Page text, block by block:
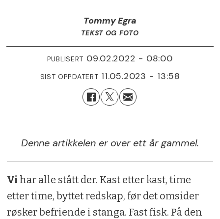
Tommy Egra
TEKST OG FOTO
PUBLISERT 09.02.2022 - 08:00
SIST OPPDATERT 11.05.2023 - 13:58
Denne artikkelen er over ett år gammel.
Vi har alle stått der. Kast etter kast, time
etter time, byttet redskap, før det omsider
røsker befriende i stanga. Fast fisk. På den